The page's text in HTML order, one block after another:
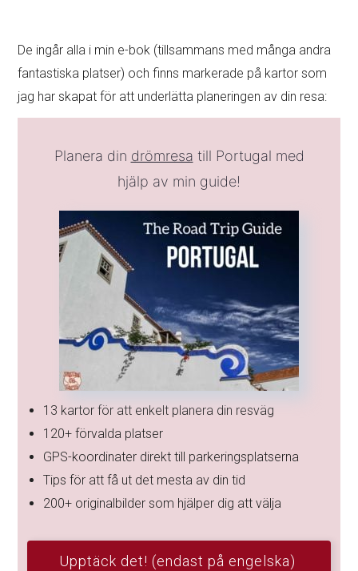
De ingår alla i min e-bok (tillsammans med många andra
fantastiska platser) och finns markerade på kartor som
jag har skapat för att underlätta planeringen av din resa:
Planera din drömresa till Portugal med
hjälp av min guide!
13 kartor för att enkelt planera din resväg
120+ förvalda platser
GPS-koordinater direkt till parkeringsplatserna
Tips för att få ut det mesta av din tid
200+ originalbilder som hjälper dig att välja
Upptäck det! (endast på engelska)